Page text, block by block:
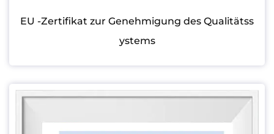
EU -Zertifikat zur Genehmigung des Qualitätss
ystems